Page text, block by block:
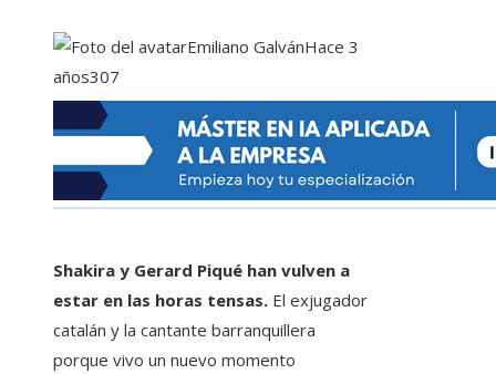
Emiliano GalvánHace 3
años307
Shakira y Gerard Piqué han vulven a
estar en las horas tensas. El exjugador
catalán y la cantante barranquillera
porque vivo un nuevo momento